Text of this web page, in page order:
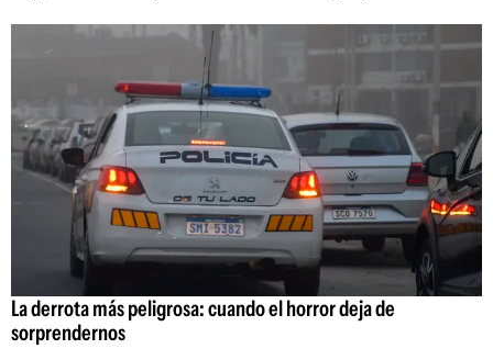
La derrota más peligrosa: cuando el horror deja de
sorprendernos